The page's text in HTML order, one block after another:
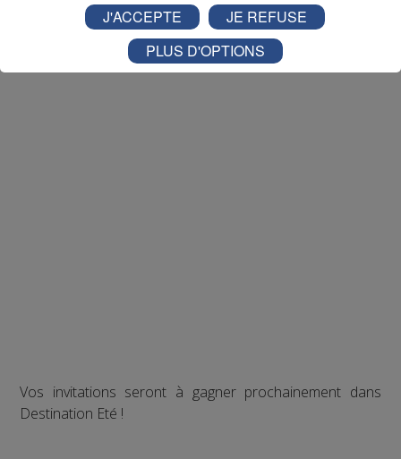
Vos invitations seront à gagner prochainement dans
Destination Eté !
J'ACCEPTE
JE REFUSE
PLUS D'OPTIONS